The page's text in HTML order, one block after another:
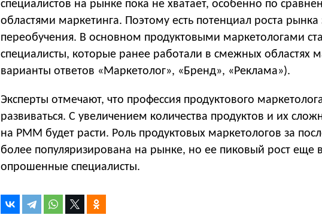
специалистов на рынке пока не хватает, особенно по
областями маркетинга. Поэтому есть потенциал роста рынка
переобучения. В основном продуктовыми маркетологами
специалисты, которые ранее работали в смежных областях
варианты ответов «Маркетолог», «Бренд», «Реклама»).
Эксперты отмечают, что профессия продуктового
развиваться. С увеличением количества продуктов и их
на PMM будет расти. Роль продуктовых маркетологов за
более популяризирована на рынке, но ее пиковый рост еще
опрошенные специалисты.